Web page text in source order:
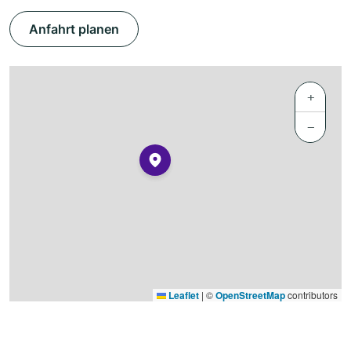
Anfahrt planen
+
−
Leaflet | ©OpenStreetMapcontributors